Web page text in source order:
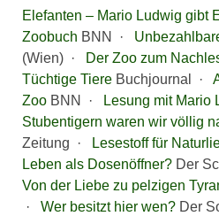
Elefanten – Mario Ludwig gibt
Zoobuch BNN ·
(Wien) ·
Der Zoo zum
Tüchtige TiereBuchjournal ·
ZooBNN · Lesung mit Mario
Stubentigern waren wir völlig
Zeitung ·
Lesestoff für
Leben als Dosenöffner?Der
Von der Liebe zu pelzigen
·
Wer besitzt hier wen?Der